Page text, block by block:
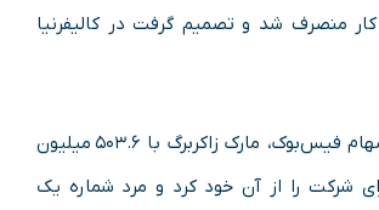
منصرف شد و تصمیم گرفت در کالیفرنیا
در اولین عرضه سهام فیس‌بوک، مارک زاکربرگ با ۵۰۳.۶ میلیون
آرای شرکت را از آن خود کرد و مرد شماره یک